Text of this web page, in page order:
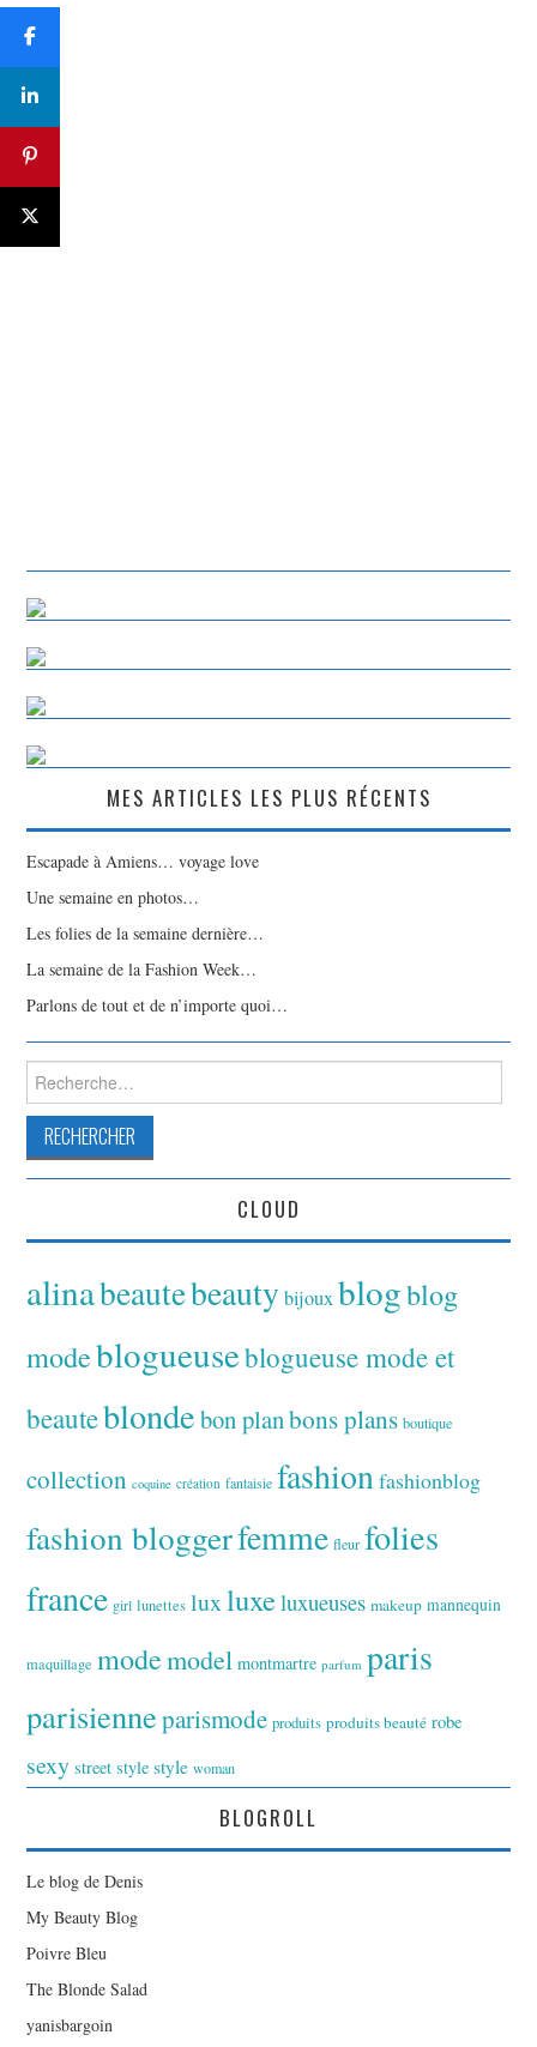
MES ARTICLES LES PLUS RÉCENTS
Escapade à Amiens… voyage love
Une semaine en photos…
Les folies de la semaine dernière…
La semaine de la Fashion Week…
Parlons de tout et de n’importe quoi…
Rechercher :
CLOUD
alinabeautebeauty bijoux blogblog
modeblogueuseblogueuse mode et
beauteblondebon planbons plans boutique
collection coquine création fantaisie fashionfashionblog
fashion bloggerfemme fleur folies
france girl lunettes luxluxeluxueuses makeup mannequin
maquillage modemodel montmartre parfum paris
parisienneparismode produits produits beauté robe
sexy street style style woman
BLOGROLL
Le blog de Denis
My Beauty Blog
Poivre Bleu
The Blonde Salad
yanisbargoin